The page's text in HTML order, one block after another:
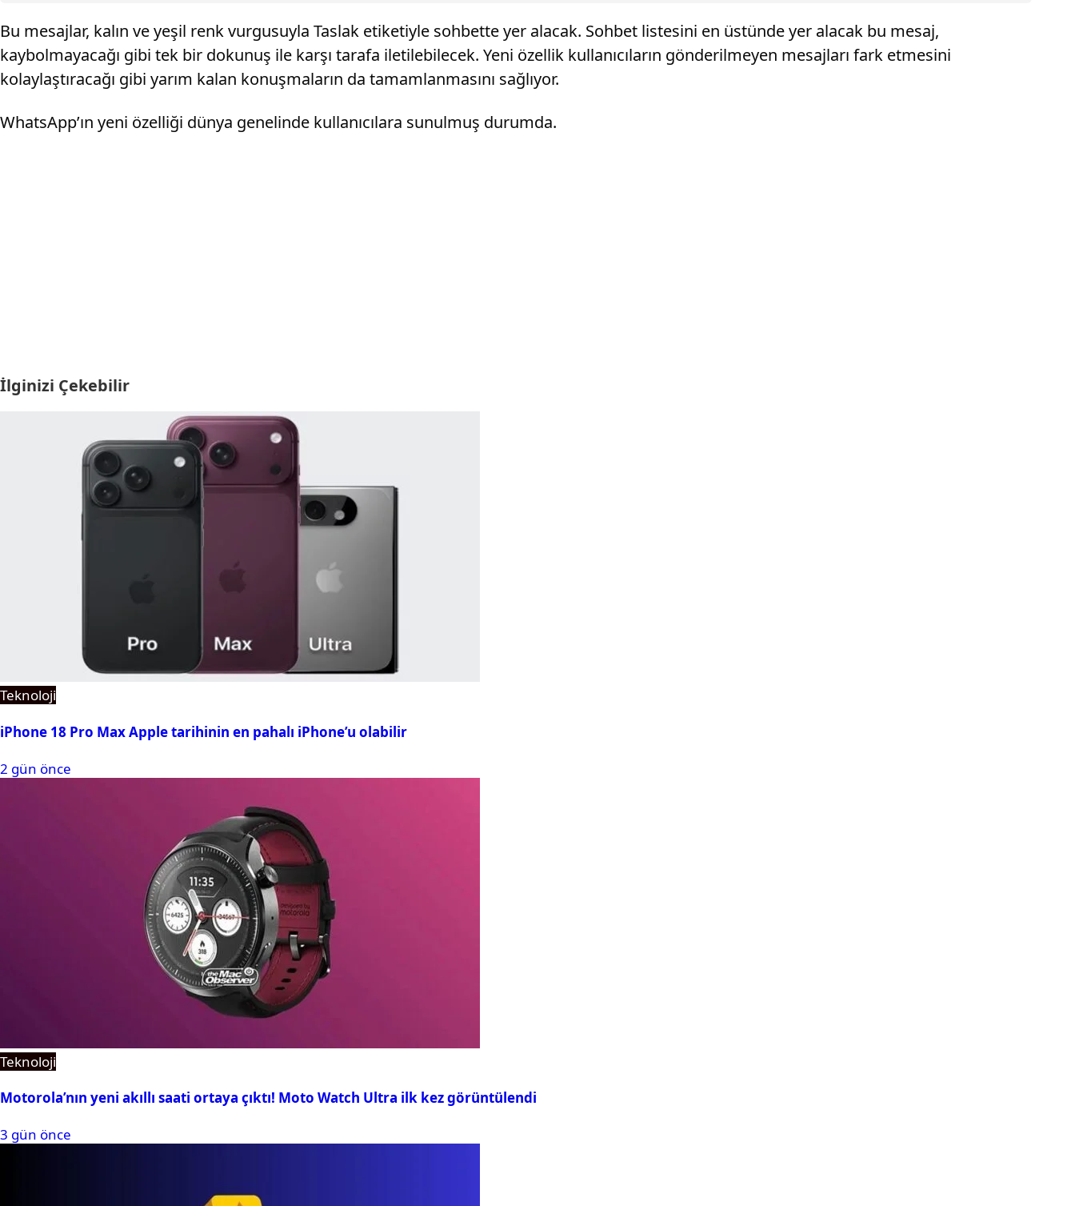
Bu mesajlar, kalın ve yeşil renk vurgusuyla Taslak etiketiyle sohbette yer alacak. Sohbet listesini en üstünde yer alacak bu mesaj,
kaybolmayacağı gibi tek bir dokunuş ile karşı tarafa iletilebilecek. Yeni özellik kullanıcıların gönderilmeyen mesajları fark etmesini
kolaylaştıracağı gibi yarım kalan konuşmaların da tamamlanmasını sağlıyor.
WhatsApp’ın yeni özelliği dünya genelinde kullanıcılara sunulmuş durumda.
İlginizi Çekebilir
Teknoloji
iPhone 18 Pro Max Apple tarihinin en pahalı iPhone’u olabilir
2 gün önce
Teknoloji
Motorola’nın yeni akıllı saati ortaya çıktı! Moto Watch Ultra ilk kez görüntülendi
3 gün önce